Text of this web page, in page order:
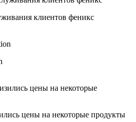
клиентов феникс
цены на некоторые продукты